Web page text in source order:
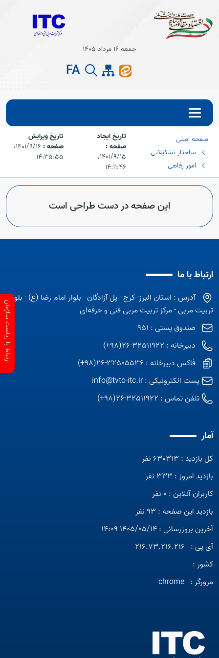
Open
جمعه 16 مرداد 1405
FA
صفحه اصلی
ساختار تشکیلاتی
امور رفاهی
تاریخ ایجاد
صفحه :
۱۴۰۱/۹/۱۵،‏
۱۴:۱۱:۴۶
تاریخ ویرایش
صفحه :
۱۴۰۱/۹/۱۶،‏
۱۴:۳۵:۵۵
این صفحه در دست طراحی است
ارتباط با ما
آدرس : استان البرز- کرج - پل آزادگان - بلوار امام رضا (ع) - بلوار
تربیت مربی - مرکز تربیت مربی فنی و حرفه‌ای
صندوق پستی : 951
دبیرخانه : 32511922-26(98+)
فاکس دبیرخانه : 32505536-26(98+)
پست الکترونیکی :info@tvto-itc.ir
تلفن تماس : 32511922-26(98+)
آمار
کل بازدید : 630313 نفر
بازدید امروز : 333 نفر
کاربران آنلاین : 0 نفر
بازدید این صفحه : 93 نفر
آخرین بروزرسانی : 1405/05/14 14:09
آی پی : 216.73.216.216
کشور :
مرورگر : chrome
ارتباط با ریاست سازمان